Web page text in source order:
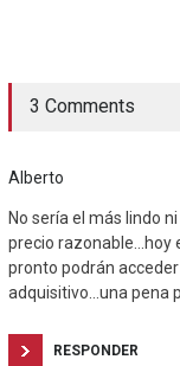
3 Comments
Alberto
No sería el más lindo
precio razonable…hoy
pronto podrán
adquisitivo…una pena
RESPONDER